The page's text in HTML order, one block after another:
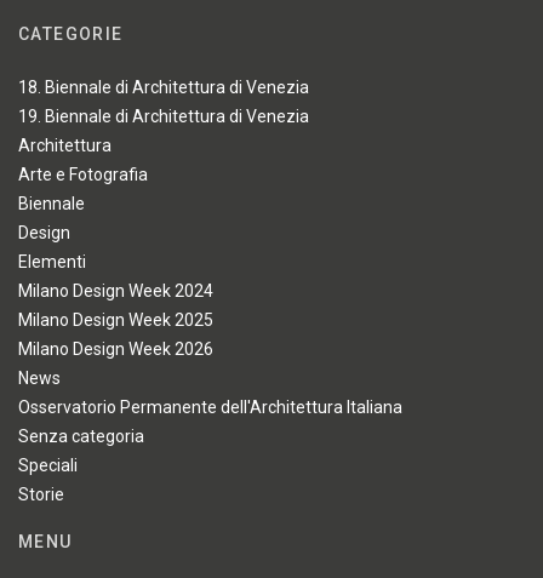
CATEGORIE
18. Biennale di Architettura di Venezia
19. Biennale di Architettura di Venezia
Architettura
Arte e Fotografia
Biennale
Design
Elementi
Milano Design Week 2024
Milano Design Week 2025
Milano Design Week 2026
News
Osservatorio Permanente dell'Architettura Italiana
Senza categoria
Speciali
Storie
MENU